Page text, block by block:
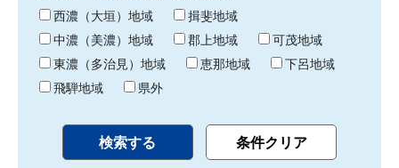
り 西濃（大垣）地域
揖斐地域
中濃（美濃）地域
郡上地域
可茂地域
東濃（多治見）地域
恵那地域
下呂地域
飛騨地域
県外